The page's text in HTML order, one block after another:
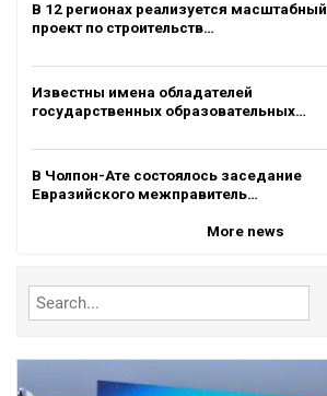
В 12 регионах реализуется масштабный
проект по строительств…
Известны имена обладателей
государственных образовательных…
В Чолпон-Ате состоялось заседание
Евразийского межправитель…
More news